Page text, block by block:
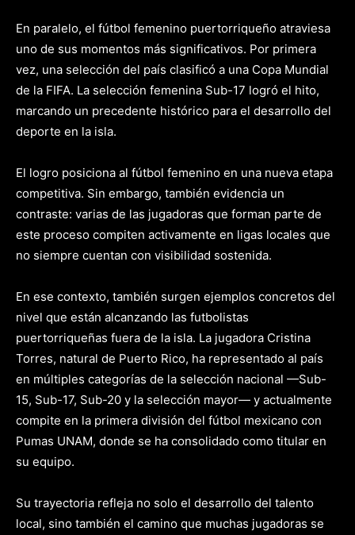
En paralelo, el fútbol femenino puertorriqueño atraviesa
uno de sus momentos más significativos. Por primera
vez, una selección del país clasificó a una Copa Mundial
de la FIFA. La selección femenina Sub-17 logró el hito,
marcando un precedente histórico para el desarrollo del
deporte en la isla.
El logro posiciona al fútbol femenino en una nueva etapa
competitiva. Sin embargo, también evidencia un
contraste: varias de las jugadoras que forman parte de
este proceso compiten activamente en ligas locales que
no siempre cuentan con visibilidad sostenida.
En ese contexto, también surgen ejemplos concretos del
nivel que están alcanzando las futbolistas
puertorriqueñas fuera de la isla. La jugadora Cristina
Torres, natural de Puerto Rico, ha representado al país
en múltiples categorías de la selección nacional —Sub-
15, Sub-17, Sub-20 y la selección mayor— y actualmente
compite en la primera división del fútbol mexicano con
Pumas UNAM, donde se ha consolidado como titular en
su equipo.
Su trayectoria refleja no solo el desarrollo del talento
local, sino también el camino que muchas jugadoras se